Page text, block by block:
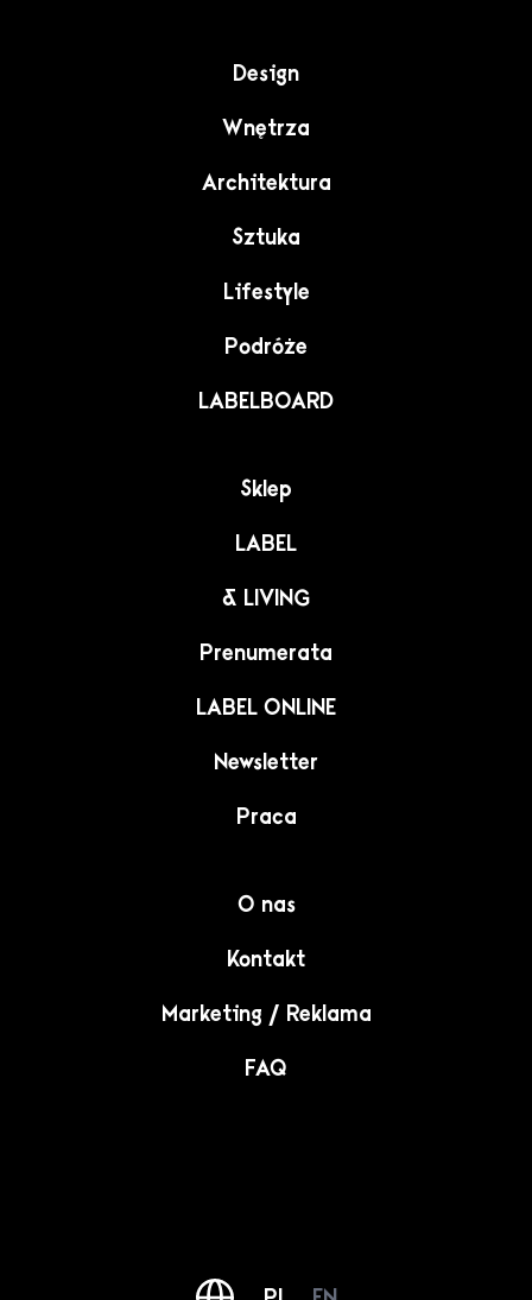
Design
Wnętrza
Architektura
Sztuka
Lifestyle
Podróże
LABELBOARD
Sklep
LABEL
& LIVING
Prenumerata
LABEL ONLINE
Newsletter
Praca
O nas
Kontakt
Marketing / Reklama
FAQ